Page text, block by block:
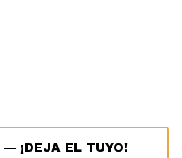
— ¡DEJA EL TUYO!